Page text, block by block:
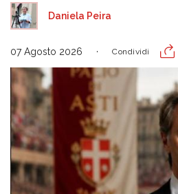
Daniela Peira
07 Agosto 2026 Condividi